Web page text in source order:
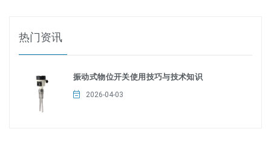
热门资讯
振动式物位开关使用技巧与技术知识
2026-04-03